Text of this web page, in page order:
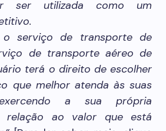
ser utilizada como um
serviço de transporte de
de transporte aéreo de
terá o direito de escolher
que melhor atenda às suas
exercendo a sua própria
relação ao valor que está